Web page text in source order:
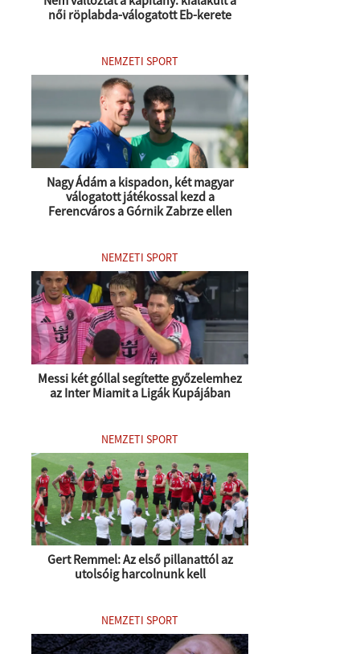
női röplabda-válogatott Eb-kerete
NEMZETI SPORT
Nagy Ádám a kispadon, két magyar
válogatott játékossal kezd a
Ferencváros a Górnik Zabrze ellen
NEMZETI SPORT
Messi két góllal segítette győzelemhez
az Inter Miamit a Ligák Kupájában
NEMZETI SPORT
Gert Remmel: Az első pillanattól az
utolsóig harcolnunk kell
NEMZETI SPORT